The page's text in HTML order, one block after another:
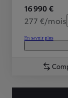
16 990 €
277 €/mois
En savoir plus